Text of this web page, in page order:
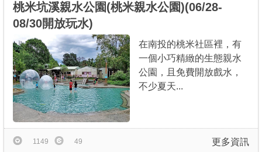
桃米坑溪親水公園(桃米親水公園)(06/28-
08/30開放玩水)
在南投的桃米社區裡，有
一個小巧精緻的生態親水
公園，且免費開放戲水，
不少夏天...
更多資訊
1149 49